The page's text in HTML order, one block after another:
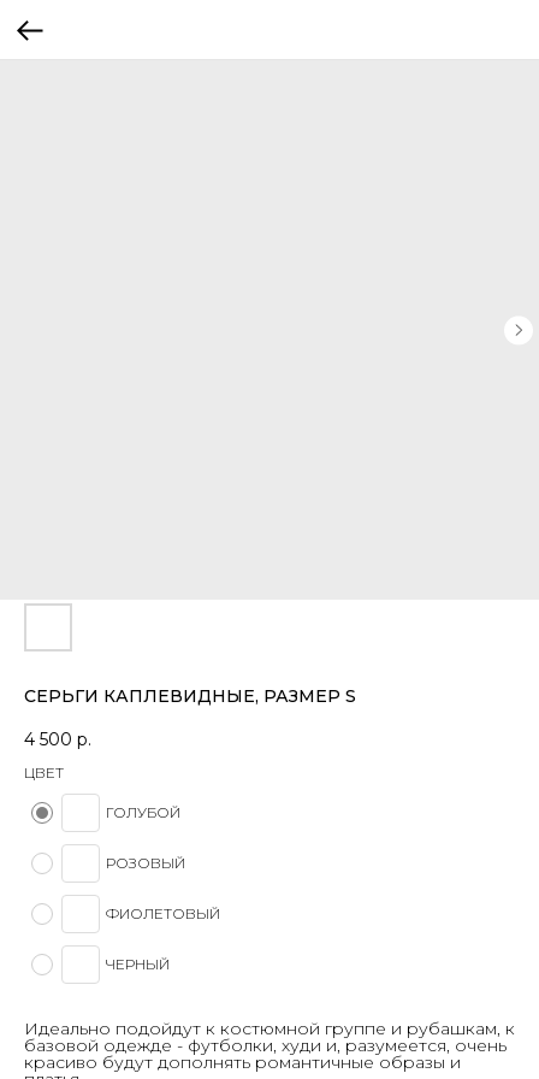
СЕРЬГИ КАПЛЕВИДНЫЕ, РАЗМЕР S
4 500 р.
ЦВЕТ
ГОЛУБОЙ
РОЗОВЫЙ
ФИОЛЕТОВЫЙ
ЧЕРНЫЙ
Идеально подойдут к костюмной группе и рубашкам, к
базовой одежде - футболки, худи и, разумеется, очень
красиво будут дополнять романтичные образы и